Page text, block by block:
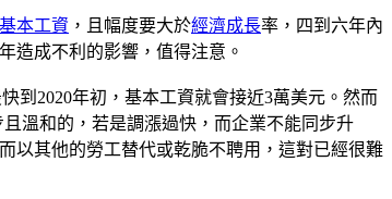
基本工資 ，且幅度要大於經濟成長率，四到六年內
造成不利的影響，值得注意。
到2020年初，基本工資就會接近3萬美元。然而
溫和的，若是調漲過快，而企業不能同步升
以其他的勞工替代或乾脆不聘用，這對已經很難